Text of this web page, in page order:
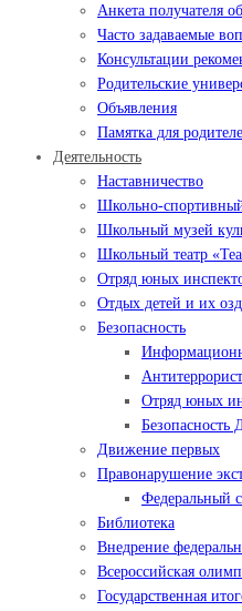
Анкета получателя
Часто задаваемые
Консультации
Родительские
Объявления
Памятка для
Деятельность
Наставничество
Школьно-
Школьный музей
Школьный театр
Отряд юных
Отдых детей и их
Безопасность
Отряд юных
Движение первых
Правонарушение
Федеральный
Библиотека
Внедрение
Всероссийская
Государственная